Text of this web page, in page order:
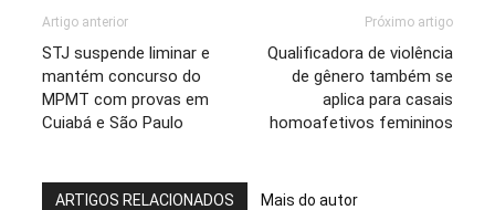
Artigo anterior
STJ suspende liminar e
mantém concurso do
MPMT com provas em
Cuiabá e São Paulo
Próximo artigo
Qualificadora de violência
de gênero também se
aplica para casais
homoafetivos femininos
ARTIGOS RELACIONADOS Mais do autor